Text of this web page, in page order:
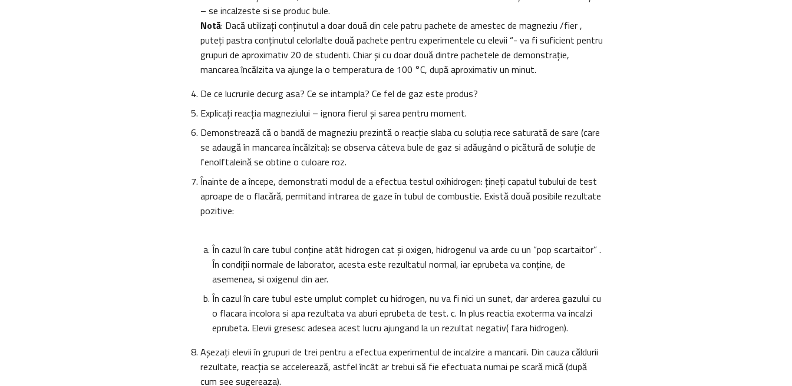
– se incalzeste si se produc bule.
Notă: Dacă utilizaţi conţinutul a doar două din cele patru pachete de amestec de magneziu /fier ,
puteţi pastra conţinutul celorlalte două pachete pentru experimentele cu elevii “- va fi suficient pentru
grupuri de aproximativ 20 de studenti. Chiar şi cu doar două dintre pachetele de demonstraţie,
mancarea încălzita va ajunge la o temperatura de 100 °C, după aproximativ un minut.
De ce lucrurile decurg asa? Ce se intampla? Ce fel de gaz este produs?
Explicaţi reacţia magneziului – ignora fierul şi sarea pentru moment.
Demonstrează că o bandă de magneziu prezintă o reacţie slaba cu soluţia rece saturată de sare (care
se adaugă în mancarea încălzita): se observa câteva bule de gaz si adăugând o picătură de soluţie de
fenolftaleină se obtine o culoare roz.
Înainte de a începe, demonstrati modul de a efectua testul oxihidrogen: ţineţi capatul tubului de test
aproape de o flacără, permitand intrarea de gaze în tubul de combustie. Există două posibile rezultate
pozitive:
În cazul în care tubul conţine atât hidrogen cat şi oxigen, hidrogenul va arde cu un “pop scartaitor” .
În condiţii normale de laborator, acesta este rezultatul normal, iar eprubeta va conţine, de
asemenea, si oxigenul din aer.
În cazul în care tubul este umplut complet cu hidrogen, nu va fi nici un sunet, dar arderea gazului cu
o flacara incolora si apa rezultata va aburi eprubeta de test. c. In plus reactia exoterma va incalzi
eprubeta. Elevii gresesc adesea acest lucru ajungand la un rezultat negativ( fara hidrogen).
Aşezaţi elevii în grupuri de trei pentru a efectua experimentul de incalzire a mancarii. Din cauza căldurii
rezultate, reacţia se accelerează, astfel încât ar trebui să fie efectuata numai pe scară mică (după
cum see sugereaza).